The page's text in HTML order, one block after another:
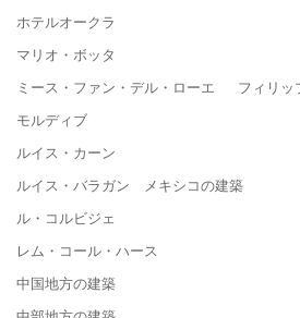
ホテルオークラ
マリオ・ボッタ
ミース・ファン・デル・ローエ フィリッ
モルディブ
ルイス・カーン
ルイス・バラガン メキシコの建築
ル・コルビジェ
レム・コール・ハース
中国地方の建築